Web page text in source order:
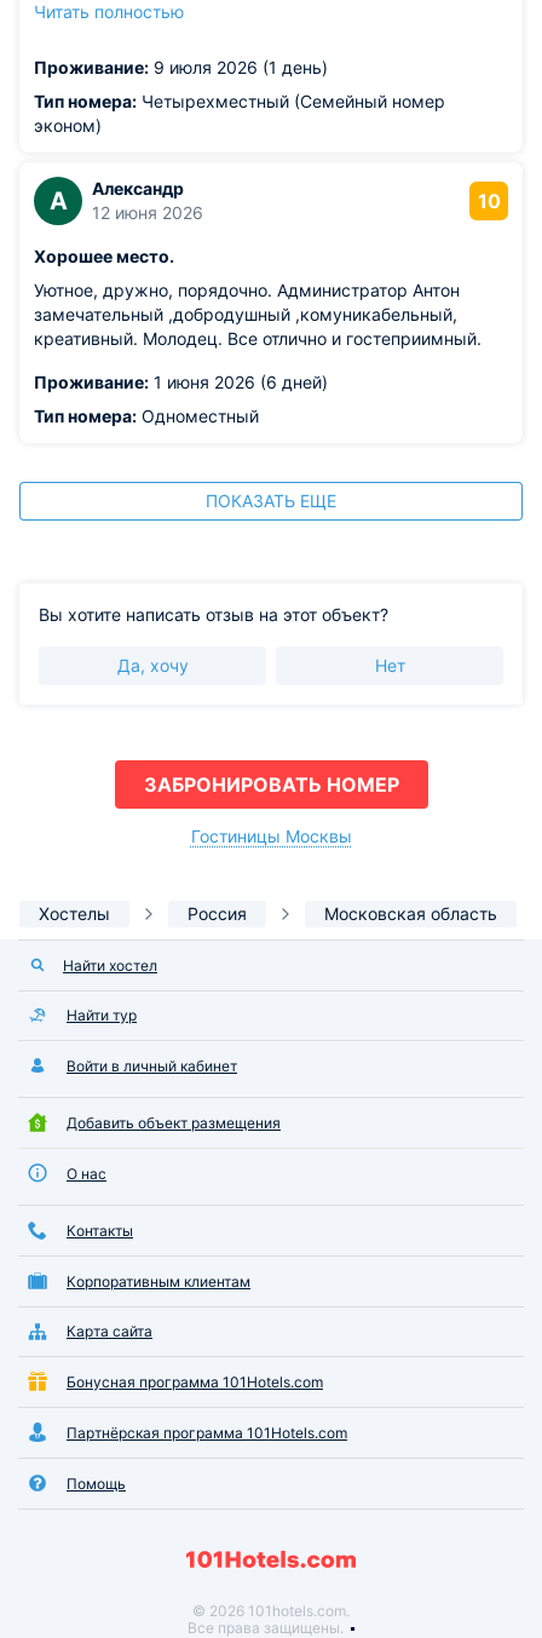
Из недостатков: в душевой не очень чисто. Особенно
кровати в номере в каких-то пятнах.
Читать полностью
Проживание: 9 июля 2026 (1 день)
Тип номера: Четырехместный (Семейный номер
эконом)
А
Александр
12 июня 2026
10
Хорошее место.
Уютное, дружно, порядочно. Администратор Антон
замечательный ,добродушный ,комуникабельный,
креативный. Молодец. Все отлично и гостеприимный.
Проживание: 1 июня 2026 (6 дней)
Тип номера: Одноместный
ПОКАЗАТЬ ЕЩЕ
Вы хотите написать отзыв на этот объект?
Да, хочу Нет
ЗАБРОНИРОВАТЬ НОМЕР
Гостиницы Москвы
Хостелы Россия Московская область
Найти хостел
Найти тур
Войти в личный кабинет
Добавить объект размещения
О нас
Контакты
Корпоративным клиентам
Карта сайта
Бонусная программа 101Hotels.com
Партнёрская программа 101Hotels.com
Помощь
© 2026 101hotels.com.
Все права защищены.